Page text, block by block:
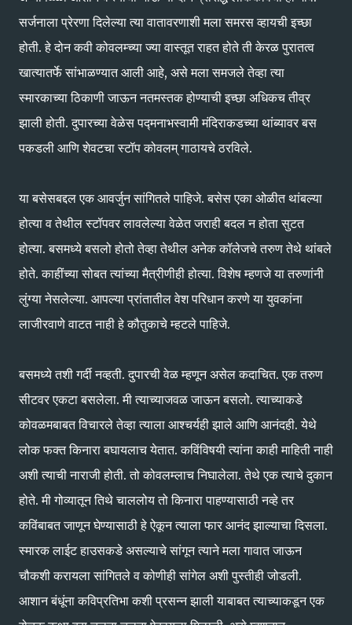
सर्जनाला प्रेरणा दिलेल्या त्या वातावरणाशी मला समरस व्हायची इच्छा
होती. हे दोन कवी कोवलम्च्या ज्या वास्तूत राहत होते ती केरळ पुरातत्व
खात्यातर्फे सांभाळण्यात आली आहे, असे मला समजले तेव्हा त्या
स्मारकाच्या ठिकाणी जाऊन नतमस्तक होण्याची इच्छा अधिकच तीव्र
झाली होती. दुपारच्या वेळेस पद्मनाभस्वामी मंदिराकडच्या थांब्यावर बस
पकडली आणि शेवटचा स्टॉप कोवलम् गाठायचे ठरविले.
या बसेसबद्दल एक आवर्जुन सांगितले पाहिजे. बसेस एका ओळीत थांबल्या
होत्या व तेथील स्टॉपवर लावलेल्या वेळेत जराही बदल न होता सुटत
होत्या. बसमध्ये बसलो होतो तेव्हा तेथील अनेक कॉलेजचे तरुण तेथे थांबले
होते. काहींच्या सोबत त्यांच्या मैत्रीणीही होत्या. विशेष म्हणजे या तरुणांनी
लुंग्या नेसलेल्या. आपल्या प्रांतातील वेश परिधान करणे या युवकांना
लाजीरवाणे वाटत नाही हे कौतुकाचे म्हटले पाहिजे.
बसमध्ये तशी गर्दी नव्हती. दुपारची वेळ म्हणून असेल कदाचित. एक तरुण
सीटवर एकटा बसलेला. मी त्याच्याजवळ जाऊन बसलो. त्याच्याकडे
कोवळमबाबत विचारले तेव्हा त्याला आश्‍चर्यही झाले आणि आनंदही. येथे
लोक फक्त किनारा बघायलाच येतात. कविंविषयी त्यांना काही माहिती नाही
अशी त्याची नाराजी होती. तो कोवलम्लाच निघालेला. तेथे एक त्याचे दुकान
होते. मी गोव्यातून तिथे चाललोय तो किनारा पाहण्यासाठी नव्हे तर
कविंबाबत जाणून घेण्यासाठी हे ऐकून त्याला फार आनंद झाल्याचा दिसला.
स्मारक लाईट हाउसकडे असल्याचे सांगून त्याने मला गावात जाऊन
चौकशी करायला सांगितले व कोणीही सांगेल अशी पुस्तीही जोडली.
आशान बंधूंना कविप्रतिभा कशी प्रसन्न झाली याबाबत त्याच्याकडून एक